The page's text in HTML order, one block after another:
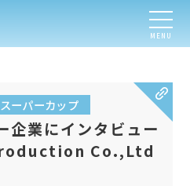
MENU
ーパーカップ
業にインタビュー
Co.,Ltd